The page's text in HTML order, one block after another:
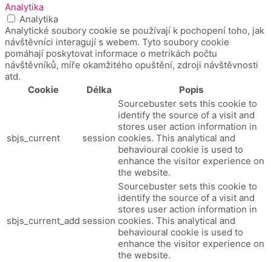
Analytika
Analytika
Analytické soubory cookie se používají k pochopení toho, jak
návštěvníci interagují s webem. Tyto soubory cookie
pomáhají poskytovat informace o metrikách počtu
návštěvníků, míře okamžitého opuštění, zdroji návštěvnosti
atd.
Cookie
Délka Popis
sbjs_current session
Sourcebuster sets this cookie to
identify the source of a visit and
stores user action information in
cookies. This analytical and
behavioural cookie is used to
enhance the visitor experience on
the website.
sbjs_current_add session
Sourcebuster sets this cookie to
identify the source of a visit and
stores user action information in
cookies. This analytical and
behavioural cookie is used to
enhance the visitor experience on
the website.